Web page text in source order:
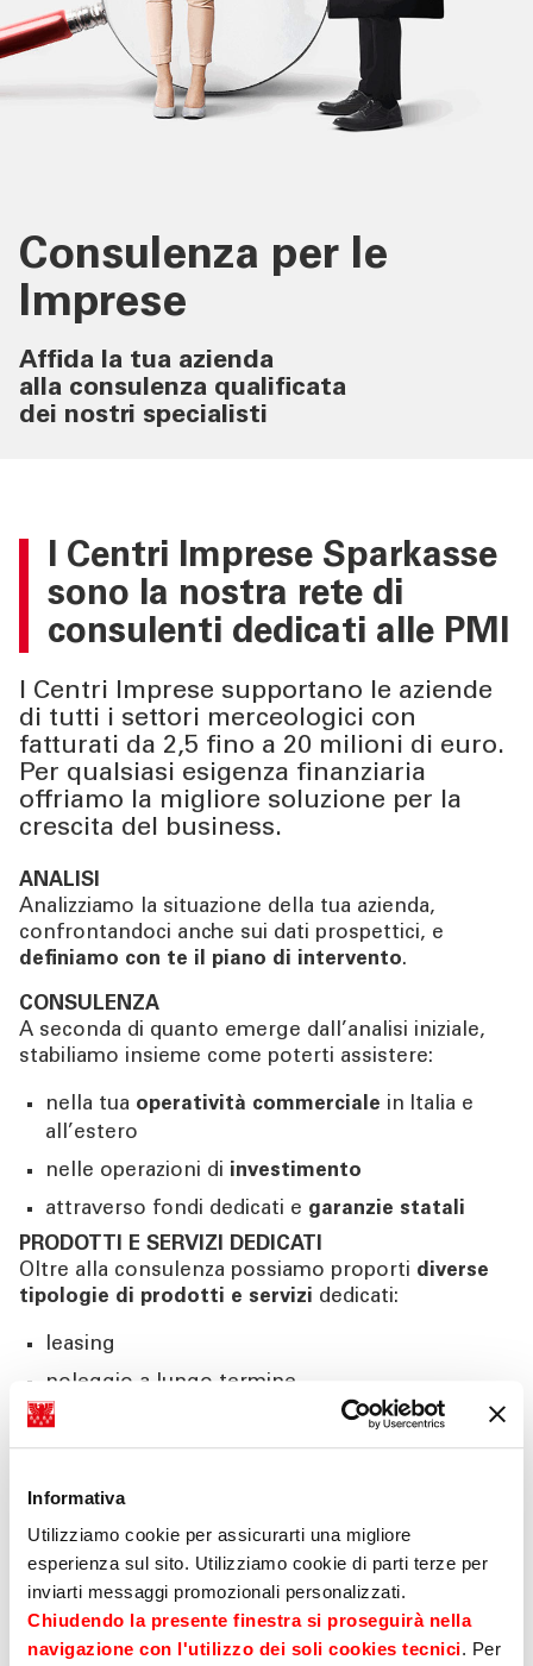
Informativa
Utilizziamo cookie per assicurarti una migliore
esperienza sul sito. Utilizziamo cookie di parti terze per
inviarti messaggi promozionali personalizzati.
Chiudendo la presente finestra si proseguirà nella
navigazione con l'utilizzo dei soli cookies tecnici. Per
SERVIZI IMPRESE
Corporate Banking
Agribusiness
PNRR
Incassi & Pagamenti Mobile
CHI SIAMO
TOOL
ATTUALITÀ
CONTATTI
Consulenza per le
Imprese
Affida la tua azienda
alla consulenza qualificata
dei nostri specialisti
I Centri Imprese Sparkasse
sono la nostra rete di
consulenti dedicati alle PMI
I Centri Imprese supportano le aziende
di tutti i settori merceologici con
fatturati da 2,5 fino a 20 milioni di euro.
Per qualsiasi esigenza finanziaria
offriamo la migliore soluzione per la
crescita del business.
ANALISI
Analizziamo la situazione della tua azienda,
confrontandoci anche sui dati prospettici, e
definiamo con te il piano di intervento.
CONSULENZA
A seconda di quanto emerge dall’analisi iniziale,
stabiliamo insieme come poterti assistere:
nella tua operatività commerciale in Italia e
all’estero
nelle operazioni di investimento
attraverso fondi dedicati e garanzie statali
PRODOTTI E SERVIZI DEDICATI
Oltre alla consulenza possiamo proporti diverse
tipologie di prodotti e servizi dedicati:
leasing
noleggio a lungo termine
prodotti POS e digital payment
collaborazione con broker assicurativi
Contattail Centro Imprese
più vicino